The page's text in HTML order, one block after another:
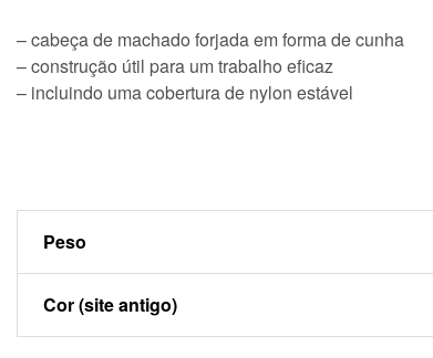
– cabeça de machado forjada em forma de cunha
– construção útil para um trabalho eficaz
– incluindo uma cobertura de nylon estável
Peso
Cor (site antigo)